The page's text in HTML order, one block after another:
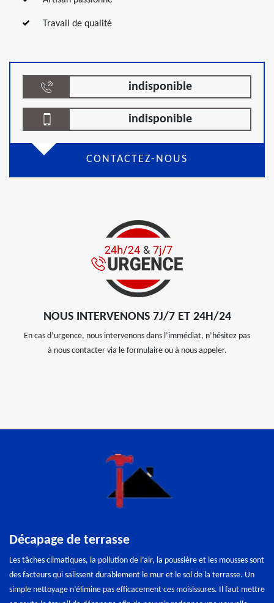
Travail de qualité
indisponible
indisponible
CONTACTEZ-NOUS
NOUS INTERVENONS 7J/7 ET 24H/24
En cas d’urgence, nous intervenons dans l’immédiat, n’hésitez pas
à nous contacter via le formulaire ou à nous appeler.
Décapage de terrasse
Les tâches climatiques, la pollution de l’air, la poussière et les mousses sont
des facteurs qui salissent durablement le mur et le sol de la terrasse. Un
simple nettoyage n’élimine pas efficacement ces moisissures. Il faut mettre